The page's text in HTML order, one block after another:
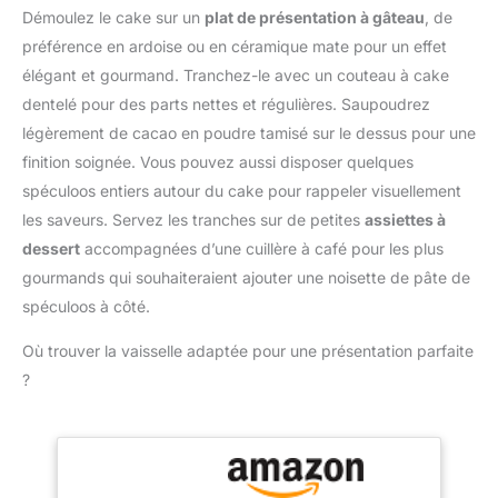
d'amande et d'autres
poudres. De plus, il peut
également être utilisé
pour tamiser, égoutter,
filtrer les aliments et les
ingrédients avant la
cuisson et la cuisson.
【Traitement de laminage
des bords lisses】 Ce
tamis à farine a une
finition soignée. Les
bords sont arrondis et
non tranchant. Il ne vous
dispose d'un processus
de découpage à
MAILLE FINE POUR UNE
TEXTURE RÉGULIÈRE :
Le tamis de cuisine aide
à éliminer les grumeaux
et à aérer les ingrédients
secs. Idéal pour obtenir
des préparations plus
gâteaux, pains, biscuits,
crêpes, pancakes et
pâtisseries. CAPACITÉ
DE 250 G : Le récipient
pour mieux contrôler la
quantité approximative.
convient aux recettes
courantes sans
rechargement fréquent.
Démoulez le cake sur un plat de présentation à gâteau , de
préférence en ardoise ou en céramique mate pour un effet
élégant et gourmand. Tranchez-le avec un couteau à cake
dentelé pour des parts nettes et régulières. Saupoudrez
légèrement de cacao en poudre tamisé sur le dessus pour une
finition soignée. Vous pouvez aussi disposer quelques
spéculoos entiers autour du cake pour rappeler visuellement
les saveurs. Servez les tranches sur de petites assiettes à
dessert accompagnées d’une cuillère à café pour les plus
gourmands qui souhaiteraient ajouter une noisette de pâte de
spéculoos à côté.
Où trouver la vaisselle adaptée pour une présentation parfaite
?